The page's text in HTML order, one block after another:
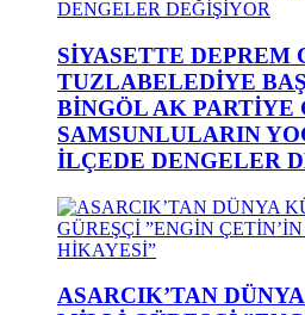
SİYASETTE DEPREM
TUZLABELEDİYE
BİNGÖL AK PARTİYE
SAMSUNLULARIN
İLÇEDE DENGELER
ASARCIK’TAN